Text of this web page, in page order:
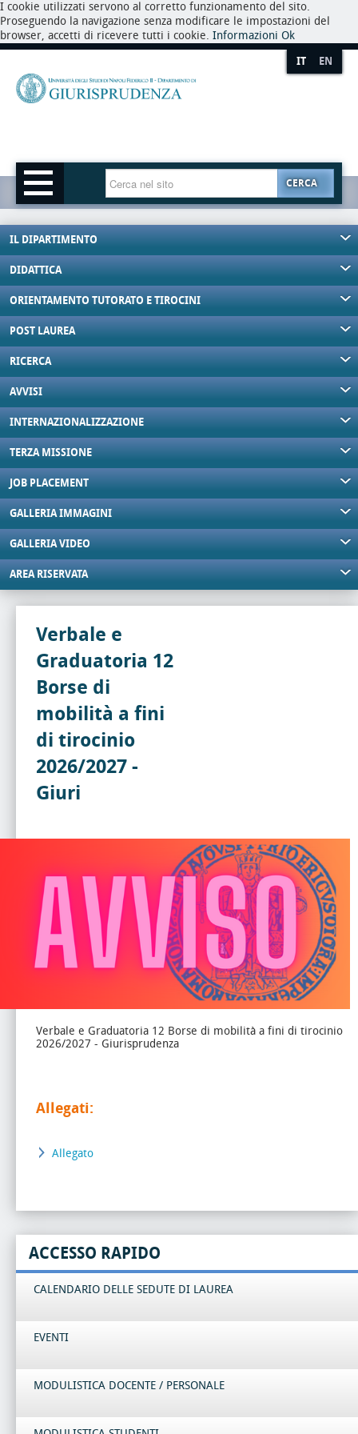
I cookie utilizzati servono al corretto funzionamento del sito.
Proseguendo la navigazione senza modificare le impostazioni del
browser, accetti di ricevere tutti i cookie. Informazioni Ok
IT EN
CERCA
IL DIPARTIMENTO
DIDATTICA
ORIENTAMENTO TUTORATO E TIROCINI
POST LAUREA
RICERCA
AVVISI
INTERNAZIONALIZZAZIONE
TERZA MISSIONE
JOB PLACEMENT
GALLERIA IMMAGINI
GALLERIA VIDEO
AREA RISERVATA
Verbale e
Graduatoria 12
Borse di
mobilità a fini
di tirocinio
2026/2027 -
Giuri
Verbale e Graduatoria 12 Borse di mobilità a fini di tirocinio
2026/2027 - Giurisprudenza
Allegati:
Allegato
ACCESSO RAPIDO
CALENDARIO DELLE SEDUTE DI LAUREA
EVENTI
MODULISTICA DOCENTE / PERSONALE